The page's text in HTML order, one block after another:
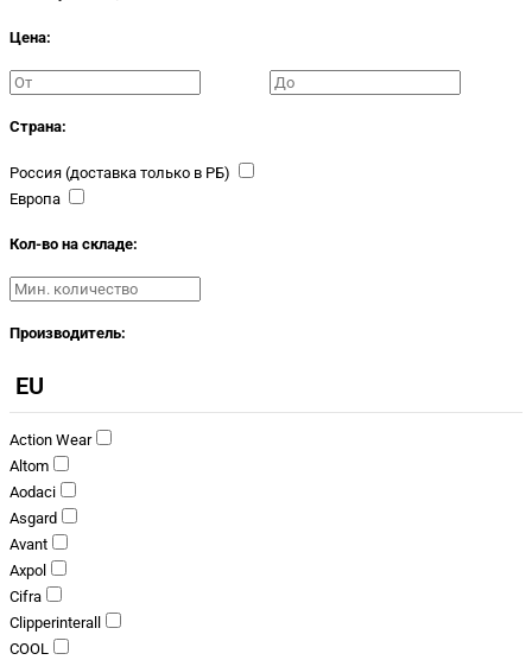
Цена:
Страна:
Россия (доставка только в РБ)
Европа
Кол-во на складе:
Производитель:
EU
Action Wear
Altom
Aodaci
Asgard
Avant
Axpol
Cifra
Clipperinterall
COOL